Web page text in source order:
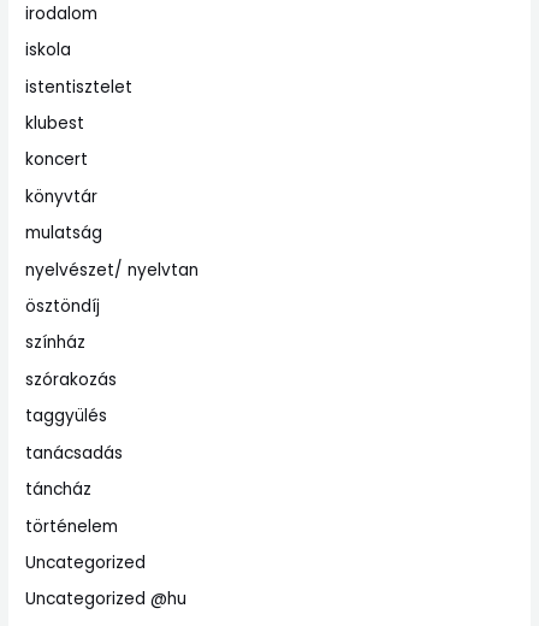
irodalom
iskola
istentisztelet
klubest
koncert
könyvtár
mulatság
nyelvészet/ nyelvtan
ösztöndíj
színház
szórakozás
taggyülés
tanácsadás
táncház
történelem
Uncategorized
Uncategorized @hu